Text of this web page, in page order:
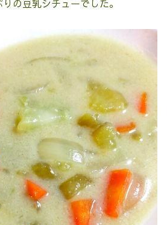
の豆乳シチューでした。